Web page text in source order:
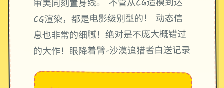
审美同刻置身线。 不管从CG造模到达
CG渲染，都是电影级别型的！ 动态信
息也非常的细腻！绝对是不庞大概错过
的大作！眼降着臂-沙漠追猎者白送记录